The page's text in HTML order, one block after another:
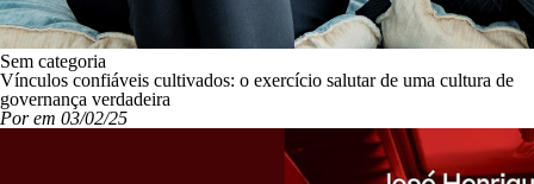
Sem categoria
Vínculos confiáveis cultivados: o exercício salutar de uma cultura de
governança verdadeira
Por em 03/02/25